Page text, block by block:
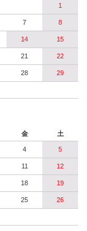
1
7 8
14 15
21 22
28 29
金 土
4 5
11 12
18 19
25 26